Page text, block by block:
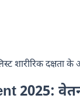
शारीरिक दक्षता
2025: